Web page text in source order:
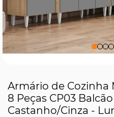
Armário de Cozinha
8 Peças CP03
Castanho/Cinza -